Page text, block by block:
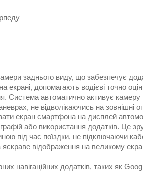
заднього виду, що забезпечує
екрані, допомагають водієві точно
Система автоматично активує камеру
не відволікаючись на зовнішні
екран смартфона на дисплей
або використання додатків. Це
під час поїздки, не підключаючи
відображення на великому
навігаційних додатків, таких як